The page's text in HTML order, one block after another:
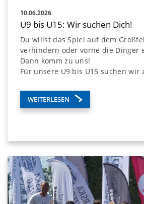
10.06.2026
U9 bis U15: Wir suchen Dich!
Du willst das Spiel auf dem
verhindern oder vorne die Dinger
Dann komm zu uns!
Für unsere U9 bis U15 suchen wir
WEITERLESEN